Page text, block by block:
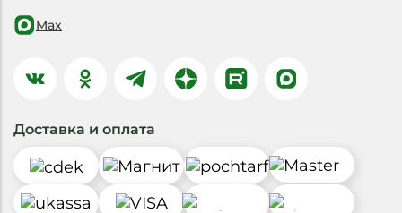
Max
Доставка и оплата